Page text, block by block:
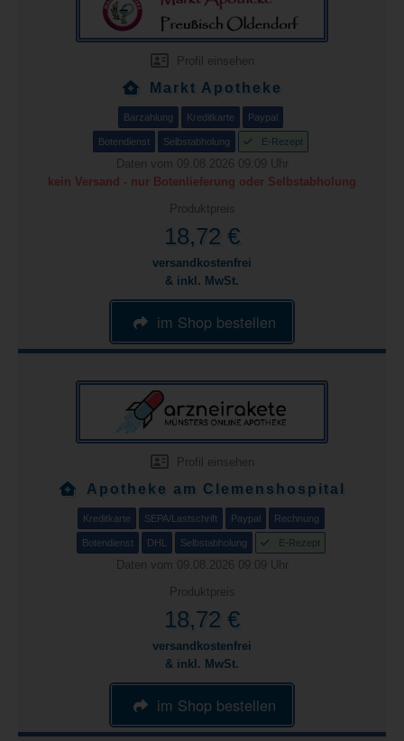
Profil einsehen
Markt Apotheke
Barzahlung Kreditkarte Paypal
Botendienst Selbstabholung E-Rezept
Daten vom 09.08.2026 09:09 Uhr
kein Versand - nur Botenlieferung oder Selbstabholung
Produktpreis
18,72 €
versandkostenfrei
& inkl. MwSt.
im Shop bestellen
Profil einsehen
Apotheke am Clemenshospital
Kreditkarte SEPA/Lastschrift Paypal Rechnung
Botendienst DHL Selbstabholung E-Rezept
Daten vom 09.08.2026 09:09 Uhr
Produktpreis
18,72 €
versandkostenfrei
& inkl. MwSt.
im Shop bestellen